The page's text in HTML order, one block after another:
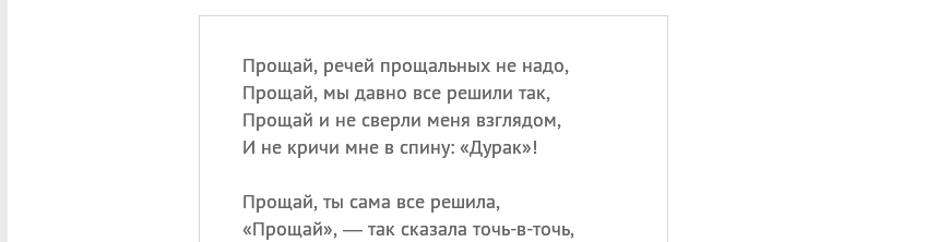
Прощай, речей прощальных не надо,
Прощай, мы давно все решили так,
Прощай и не сверли меня взглядом,
И не кричи мне в спину: «Дурак»!
Прощай, ты сама все решила,
«Прощай», — так сказала точь-в-точь,